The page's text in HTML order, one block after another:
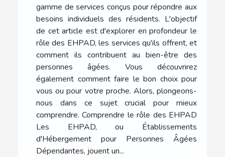
gamme de services conçus pour répondre aux
besoins individuels des résidents. L'objectif
de cet article est d'explorer en profondeur le
rôle des EHPAD, les services qu'ils offrent, et
comment ils contribuent au bien-être des
personnes âgées. Vous découvrirez
également comment faire le bon choix pour
vous ou pour votre proche. Alors, plongeons-
nous dans ce sujet crucial pour mieux
comprendre. Comprendre le rôle des EHPAD
Les EHPAD, ou Établissements
d'Hébergement pour Personnes Âgées
Dépendantes, jouent un...